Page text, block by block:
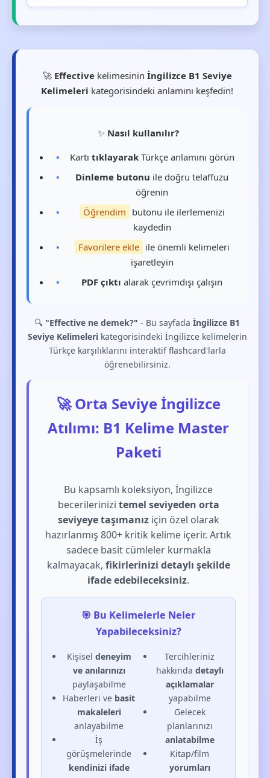
🚀 Effectivekelimesinin İngilizce B1 Seviye
Kelimeleri kategorisindeki anlamını keşfedin!
✨ Nasıl kullanılır?
Kartı tıklayarakTürkçe anlamını görün
Dinleme butonu ile doğru telaffuzu
öğrenin
Öğrendim butonu ile ilerlemenizi
kaydedin
Favorilere ekle ile önemli kelimeleri
işaretleyin
PDF çıktı alarak çevrimdışı çalışın
🔍 "Effective ne demek?" - Bu sayfadaİngilizce B1
Seviye Kelimelerikategorisindeki İngilizce kelimelerin
Türkçe karşılıklarını interaktif flashcard'larla
öğrenebilirsiniz.
🚀 Orta Seviye İngilizce
Atılımı: B1 Kelime Master
Paketi
Bu kapsamlı koleksiyon, İngilizce
becerilerinizi temel seviyeden orta
seviyeye taşımanıziçin özel olarak
hazırlanmış 800+ kritik kelime içerir. Artık
sadece basit cümleler kurmakla
kalmayacak, fikirlerinizi detaylı şekilde
ifade edebileceksiniz.
🎯 Bu Kelimelerle Neler
Yapabileceksiniz?
Kişisel deneyim
ve anılarınızı
paylaşabilme
Haberleri ve basit
makaleleri
anlayabilme
İş
görüşmelerinde
kendinizi ifade
Tercihleriniz
hakkında detaylı
açıklamalar
yapabilme
Gelecek
planlarınızı
anlatabilme
Kitap/film
yorumları